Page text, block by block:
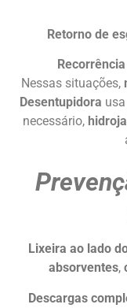
Retorno de
Recorrência
Nessas situações,
Desentupidora usa
necessário,
Lixeira ao lado
absorventes,
Descargas